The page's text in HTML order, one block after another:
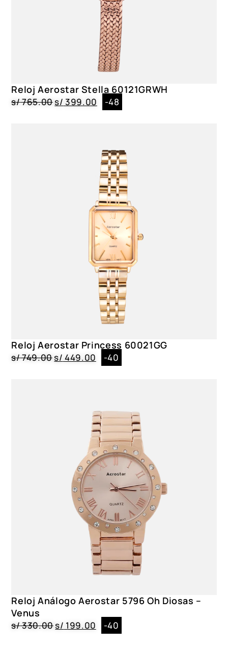
Reloj Aerostar Stella 60121GRWH
s/765.00s/ 399.00 -48
Reloj Aerostar Princess 60021GG
s/749.00s/ 449.00 -40
Reloj Análogo Aerostar 5796 Oh Diosas –
Venus
s/330.00s/ 199.00 -40